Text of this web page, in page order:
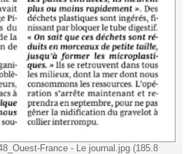
France - Le journal.jpg (185.8